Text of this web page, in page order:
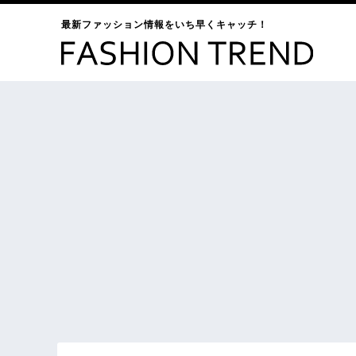
最新ファッション情報をいち早くキャッチ！